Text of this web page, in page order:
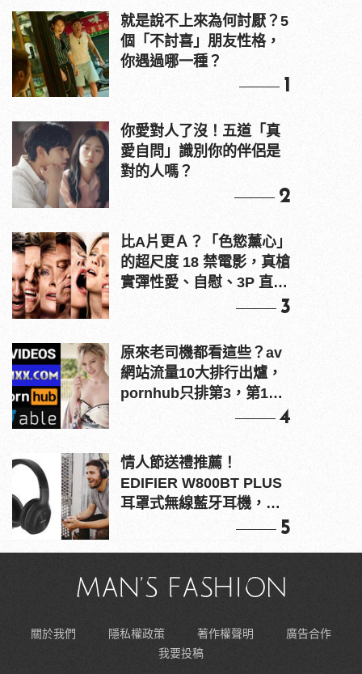
就是說不上來為何討厭？5
個「不討喜」朋友性格，
你遇過哪一種？
1
你愛對人了沒！五道「真
愛自問」識別你的伴侶是
對的人嗎？
2
比A片更Ａ？「色慾薰心」
的超尺度 18 禁電影，真槍
實彈性愛、自慰、3P 直接
3
原來老司機都看這些？av
網站流量10大排行出爐，
pornhub只排第3，第1名
4
情人節送禮推薦！
EDIFIER W800BT PLUS
耳罩式無線藍牙耳機，在
5
關於我們 隱私權政策 著作權聲明
廣告合作
我要投稿